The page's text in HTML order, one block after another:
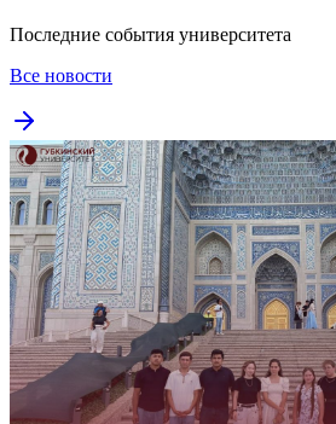
Последние события университета
Все новости